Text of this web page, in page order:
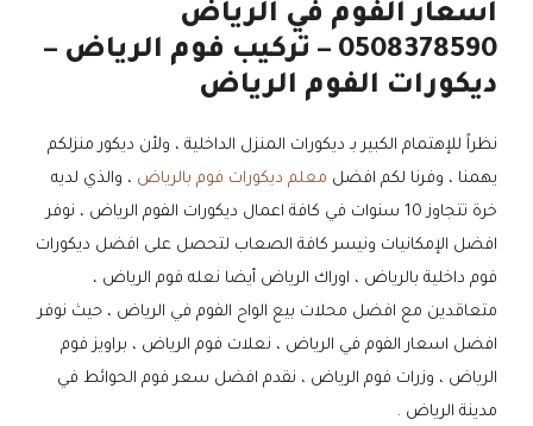
اسعار الفوم في الرياض
0508378590 – تركيب فوم الرياض –
ديكورات الفوم الرياض
نظراً للإهتمام الكبير بـ ديكورات المنزل الداخلية ، ولأن ديكور منزلكم
يهمنا ، وفرنا لكم افضل معلم ديكورات فوم بالرياض ، والذي لديه
خرة تتجاوز 10 سنوات في كافة اعمال ديكورات الفوم الرياض ، نوفر
افضل الإمكانيات ونيسر كافة الصعاب لتحصل على افضل ديكورات
فوم داخلية بالرياض ، اوراك الرياض أيضا نعله فوم الرياض ،
متعاقدين مع افضل محلات بيع الواح الفوم في الرياض ، حيث نوفر
افضل اسعار الفوم في الرياض ، نعلات فوم الرياض ، براويز فوم
الرياض ، وزرات فوم الرياض ، نقدم افضل سعر فوم الحوائط في
مدينة الرياض .